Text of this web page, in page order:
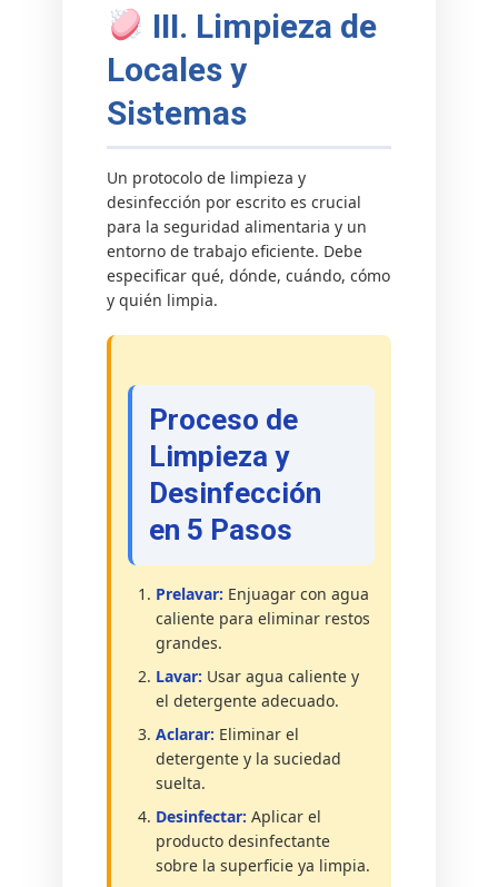
III. Limpieza de
Locales y
Sistemas
Un protocolo de limpieza y
desinfección por escrito es crucial
para la seguridad alimentaria y un
entorno de trabajo eficiente. Debe
especificar qué, dónde, cuándo, cómo
y quién limpia.
Proceso de
Limpieza y
Desinfección
en 5 Pasos
Prelavar: Enjuagar con agua
caliente para eliminar restos
grandes.
Lavar: Usar agua caliente y
el detergente adecuado.
Aclarar: Eliminar el
detergente y la suciedad
suelta.
Desinfectar: Aplicar el
producto desinfectante
sobre la superficie ya limpia.